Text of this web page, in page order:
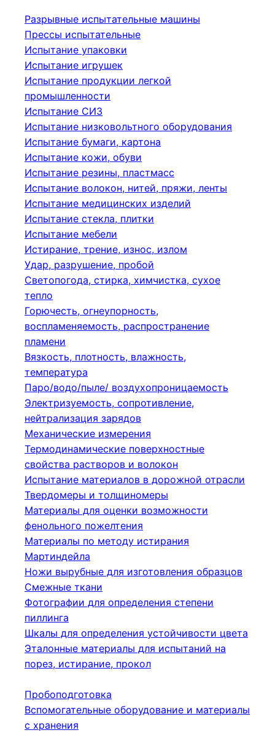
Разрывные испытательные машины
Прессы испытательные
Испытание упаковки
Испытание игрушек
Испытание продукции легкой
промышленности
Испытание СИЗ
Испытание низковольтного оборудования
Испытание бумаги, картона
Испытание кожи, обуви
Испытание резины, пластмасс
Испытание волокон, нитей, пряжи, ленты
Испытание медицинских изделий
Испытание стекла, плитки
Испытание мебели
Истирание, трение, износ, излом
Удар, разрушение, пробой
Светопогода, стирка, химчистка, сухое
тепло
Горючесть, огнеупорность,
воспламеняемость, распространение
пламени
Вязкость, плотность, влажность,
температура
Паро/водо/пыле/ воздухопроницаемость
Электризуемость, сопротивление,
нейтрализация зарядов
Механические измерения
Термодинамические поверхностные
свойства растворов и волокон
Испытание материалов в дорожной отрасли
Твердомеры и толщиномеры
Материалы для оценки возможности
фенольного пожелтения
Материалы по методу истирания
Мартиндейла
Ножи вырубные для изготовления образцов
Смежные ткани
Фотографии для определения степени
пиллинга
Шкалы для определения устойчивости цвета
Эталонные материалы для испытаний на
порез, истирание, прокол
Пробоподготовка
Вспомогательные оборудование и материалы
с хранения